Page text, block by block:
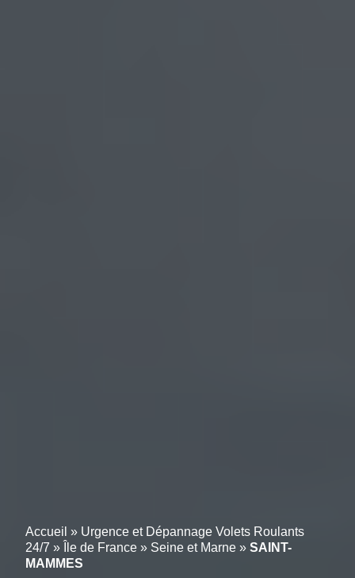
Accueil » Urgence et Dépannage Volets Roulants
24/7 » Île de France » Seine et Marne » SAINT-
MAMMES